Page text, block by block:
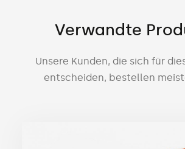
Verwandte
Unsere Kunden, die sich für
entscheiden, bestellen